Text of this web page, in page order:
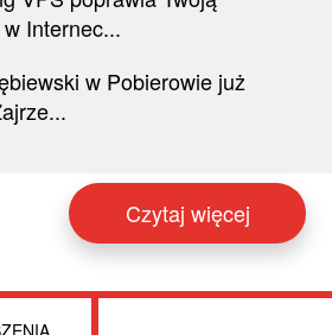
Internec...
w Pobierowie już
Czytaj więcej